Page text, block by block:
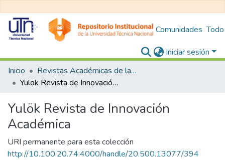
Comunidades
Iniciar sesión
Inicio
Revistas Académicas de la Universitad Técnica Nacional
Yulök Revista de Innovación Académica
Yulök Revista de Innovación
Académica
URI permanente para esta colección
http://10.100.20.74:4000/handle/20.500.13077/394